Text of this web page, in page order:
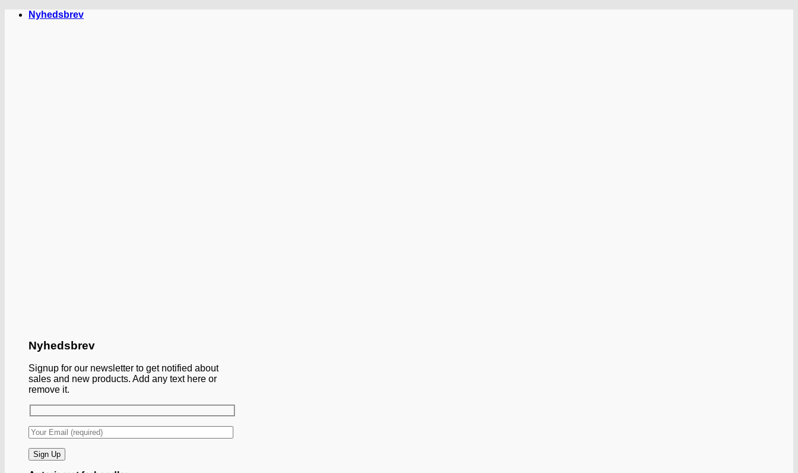
FortsætNyhedsbrev
Nyhedsbrev
Signup for our newsletter to get notified about
sales and new products. Add any text here or
remove it.